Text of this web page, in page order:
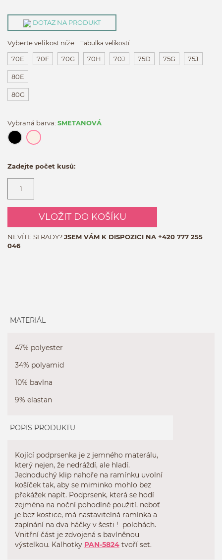
DOTAZ NA PRODUKT
Vyberte velikost níže: Tabulka velikostí
70E 70F 70G 70H 70J 75D 75G 75J
80E
80G
Vybraná barva: SMETANOVÁ
Zadejte počet kusů:
VLOŽIT DO KOŠÍKU
NEVÍTE SI RADY?JSEM VÁM K DISPOZICI NA +420 777 255
046
MATERIÁL
47% polyester
34% polyamid
10% bavlna
9% elastan
POPIS PRODUKTU
Kojící podprsenka je z jemného materálu,
který nejen, že nedráždí, ale hladí.
Jednoduchý klip nahoře na ramínku uvolní
košíček tak, aby se miminko mohlo bez
překážek napít. Podprsenk, která se hodí
zejména na noční pohodlné použití, neboť
je bez kostice, má nastavitelná ramínka a
zapínání na dva háčky v šesti ! polohách.
Vnitřní část je zdvojená s bavlněnou
výstelkou. Kalhotky PAN-5824 tvoří set.